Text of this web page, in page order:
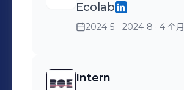
Ecolab
2024-5 - 2024-8 · 4 个月
Intern